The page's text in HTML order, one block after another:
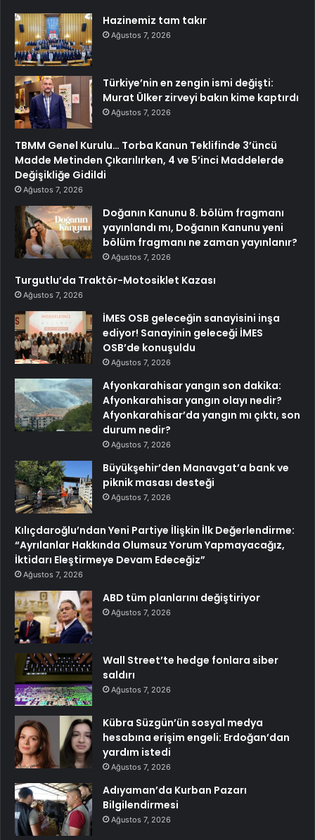
Hazinemiz tam takır
Ağustos 7, 2026
Türkiye’nin en zengin ismi değişti:
Murat Ülker zirveyi bakın kime kaptırdı
Ağustos 7, 2026
TBMM Genel Kurulu… Torba Kanun Teklifinde 3’üncü
Madde Metinden Çıkarılırken, 4 ve 5’inci Maddelerde
Değişikliğe Gidildi
Ağustos 7, 2026
Doğanın Kanunu 8. bölüm fragmanı
yayınlandı mı, Doğanın Kanunu yeni
bölüm fragmanı ne zaman yayınlanır?
Ağustos 7, 2026
Turgutlu’da Traktör-Motosiklet Kazası
Ağustos 7, 2026
İMES OSB geleceğin sanayisini inşa
ediyor! Sanayinin geleceği İMES
OSB’de konuşuldu
Ağustos 7, 2026
Afyonkarahisar yangın son dakika:
Afyonkarahisar yangın olayı nedir?
Afyonkarahisar’da yangın mı çıktı, son
durum nedir?
Ağustos 7, 2026
Büyükşehir’den Manavgat’a bank ve
piknik masası desteği
Ağustos 7, 2026
Kılıçdaroğlu’ndan Yeni Partiye İlişkin İlk Değerlendirme:
“Ayrılanlar Hakkında Olumsuz Yorum Yapmayacağız,
İktidarı Eleştirmeye Devam Edeceğiz”
Ağustos 7, 2026
ABD tüm planlarını değiştiriyor
Ağustos 7, 2026
Wall Street’te hedge fonlara siber
saldırı
Ağustos 7, 2026
Kübra Süzgün’ün sosyal medya
hesabına erişim engeli: Erdoğan’dan
yardım istedi
Ağustos 7, 2026
Adıyaman’da Kurban Pazarı
Bilgilendirmesi
Ağustos 7, 2026